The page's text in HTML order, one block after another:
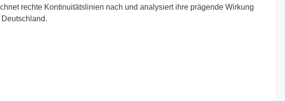
rechte Kontinuitätslinien nach und analysiert ihre prägende Wirkung